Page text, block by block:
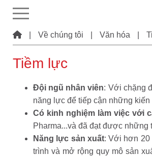
Về chúng tôi Văn hóa
Tiềm lực
Đội ngũ nhân viên: Với chặng
năng lực để tiếp cận những
Có kinh nghiệm làm việc với
Pharma...và đã đạt được những
Năng lực sản xuất: Với hơn 20
trình và mở rộng quy mô sản